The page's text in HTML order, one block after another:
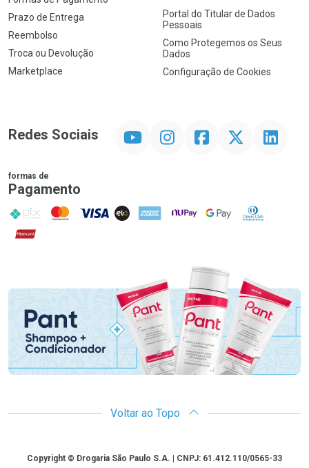
Prazo de Entrega
Reembolso
Troca ou Devolução
Marketplace
Portal do Titular de Dados
Pessoais
Como Protegemos os Seus
Dados
Configuração de Cookies
Redes Sociais InstagramFacebook Linkedin
formas de
Pagamento
PIX MasterCard
VISA ELO AMEX NuPay Google PayDiners Club
Hipercard
Promoção em Destaque
Voltar ao Topo
CopyrightCopyright © Drogaria São Paulo S.A. | CNPJ: 61.412.110/0565-33